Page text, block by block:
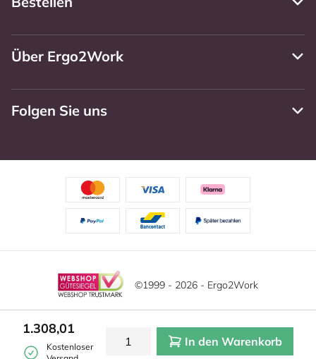
1.308,01
Kostenloser
In den Warenkorb
Über Ergo2Work
Folgen Sie uns
©1999 - 2026 - Ergo2Work
Haftungsausschluss
Allgemeine Geschäftsbedingungen
Cookie-Einstellungen